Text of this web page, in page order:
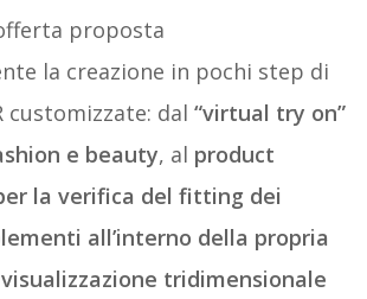
proposta
la creazione in pochi step di
customizzate: dal “virtual try on”
e beauty, al product
la verifica del fitting dei
all’interno della propria
visualizzazione tridimensionale